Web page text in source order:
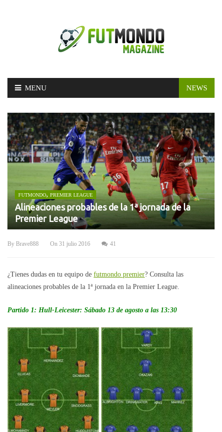
Skip
MENU NEWS
FUTMONDO, PREMIER LEAGUE
Alineaciones probables de la 1ª jornada de la
Premier League
By Brave888 On 31 julio 2016 41
¿Tienes dudas en tu equipo de futmondo premier? Consulta las
alineaciones probables de la 1ª jornada en la Premier League.
Partido 1: Hull-Leicester: Sábado 13 de agosto a las 13:30